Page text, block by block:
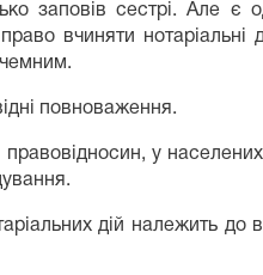
заповів сестрі. Але є
вчиняти нотаріальні
повноваження.
правовідносин, у
дій належить до